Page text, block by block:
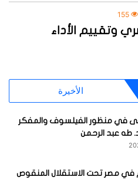
155
وتقييم الأداء
الأخيرة
في منظور الفيلسوف والمفكر
طه عبد الرحمن
في مصر تحت الاستقلال المنقوص